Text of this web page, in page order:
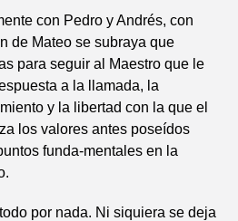
con Pedro y Andrés, con
de Mateo se subraya que
para seguir al Maestro que le
a la llamada, la
y la libertad con la que el
los valores antes poseídos
funda-mentales en la
por nada. Ni siquiera se deja